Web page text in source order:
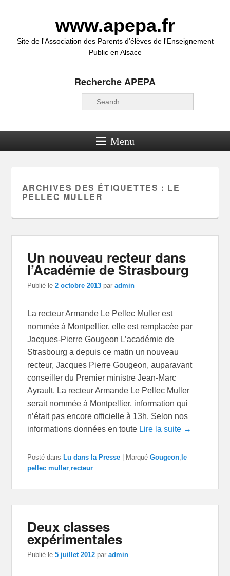
www.apepa.fr
Site de l'Association des Parents d'élèves de l'Enseignement
Public en Alsace
Recherche APEPA
Recherche
Menu
ARCHIVES DES ÉTIQUETTES : LE
PELLEC MULLER
Un nouveau recteur dans
l’Académie de Strasbourg
Publié le2 octobre 2013 paradmin
La recteur Armande Le Pellec Muller est
nommée à Montpellier, elle est remplacée par
Jacques-Pierre Gougeon L’académie de
Strasbourg a depuis ce matin un nouveau
recteur, Jacques Pierre Gougeon, auparavant
conseiller du Premier ministre Jean-Marc
Ayrault. La recteur Armande Le Pellec Muller
serait nommée à Montpellier, information qui
n’était pas encore officielle à 13h. Selon nos
informations données en toute Lire la suite →
Posté dans Lu dans la Presse Marqué Gougeon le
pellec muller ,recteur
Deux classes
expérimentales
Publié le5 juillet 2012 paradmin